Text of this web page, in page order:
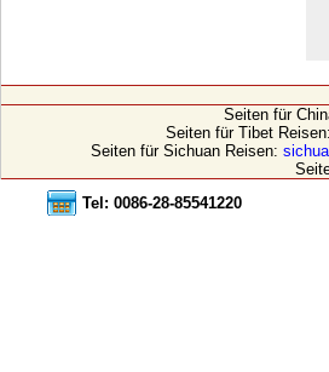
Seiten für
Seiten für Tibet Reisen:
Seiten für Sichuan Reisen:
Tel: 0086-28-85541220